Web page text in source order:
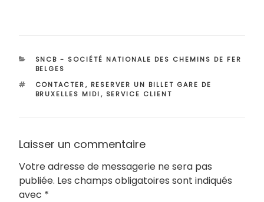
CATÉGORIES
SNCB - SOCIÉTÉ NATIONALE DES CHEMINS DE FER
BELGES
ÉTIQUETTES
CONTACTER, RESERVER UN BILLET GARE DE
BRUXELLES MIDI, SERVICE CLIENT
Laisser un commentaire
Votre adresse de messagerie ne sera pas
publiée. Les champs obligatoires sont indiqués
avec *